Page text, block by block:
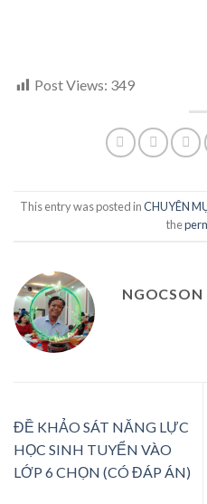
Post Views: 349
This entry was posted inCHUYÊN
the
NGOCSON
ĐỀ KHẢO SÁT NĂNG LỰC
HỌC SINH TUYỂN VÀO
LỚP 6 CHỌN (CÓ ĐÁP ÁN)